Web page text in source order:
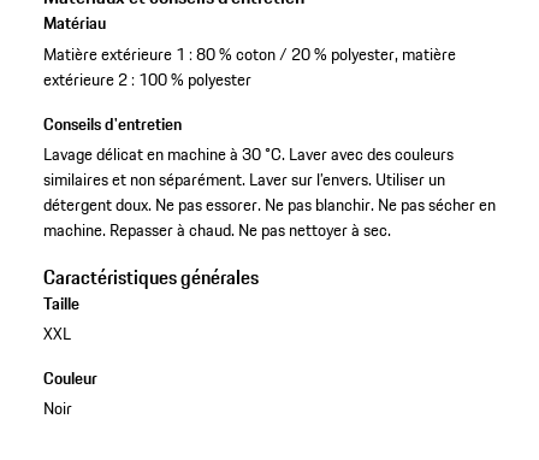
Matériau
Matière extérieure 1 : 80 % coton / 20 % polyester, matière
extérieure 2 : 100 % polyester
Conseils d'entretien
Lavage délicat en machine à 30 °C. Laver avec des couleurs
similaires et non séparément. Laver sur l’envers. Utiliser un
détergent doux. Ne pas essorer. Ne pas blanchir. Ne pas sécher en
machine. Repasser à chaud. Ne pas nettoyer à sec.
Caractéristiques générales
Taille
XXL
Couleur
Noir